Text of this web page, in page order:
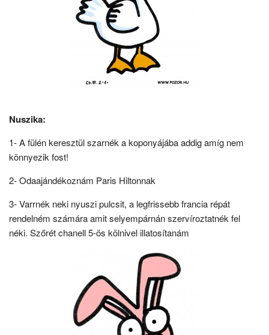
Nuszika:
1- A fülén keresztül szarnék a koponyájába addig amíg nem
könnyezik fost!
2- Odaajándékoznám Paris Hiltonnak
3- Varrnék neki nyuszi pulcsit, a legfrissebb francia répát
rendelném számára amit selyempárnán szervíroztatnék fel
néki. Szőrét chanell 5-ös kölnivel illatosítanám